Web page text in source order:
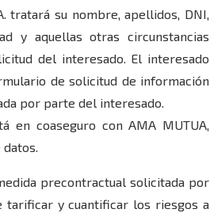
tratará su nombre, apellidos, DNI,
y aquellas otras circunstancias
del interesado. El interesado
de solicitud de información
por parte del interesado.
en coaseguro con AMA MUTUA,
precontractual solicitada por
tarificar y cuantificar los riesgos a